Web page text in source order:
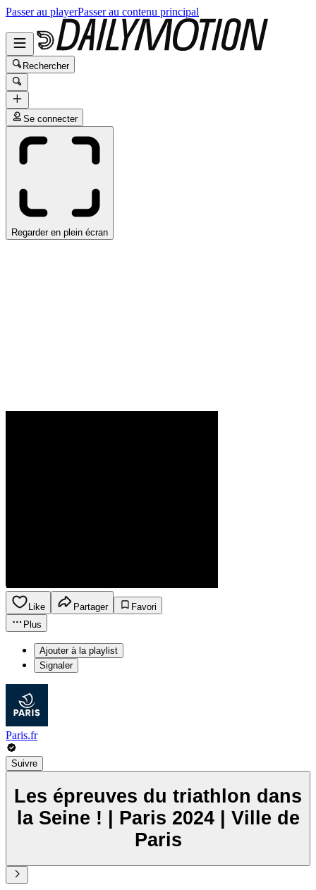
Passer au playerPasser au contenu principal
Rechercher
Se connecter
Regarder en plein écran
Like Partager
Favori
Plus
Ajouter à la playlist
Signaler
Paris.fr
Suivre
Les épreuves du triathlon dans
la Seine ! | Paris 2024 | Ville de
Paris